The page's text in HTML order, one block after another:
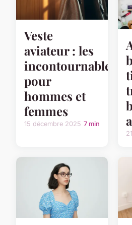
Veste
aviateur : les
incontournables
pour
hommes et
femmes
15 décembre 2025 7 min